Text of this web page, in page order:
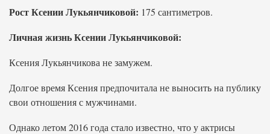
Рост Ксении Лукьянчиковой: 175 сантиметров.
Личная жизнь Ксении Лукьянчиковой:
Ксения Лукьянчикова не замужем.
Долгое время Ксения предпочитала не выносить на публику
свои отношения с мужчинами.
Однако летом 2016 года стало известно, что у актрисы